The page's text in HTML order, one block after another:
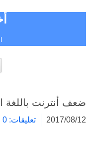
ضعف أنترنت باللغة
2017/08/12 تعليقات: 0